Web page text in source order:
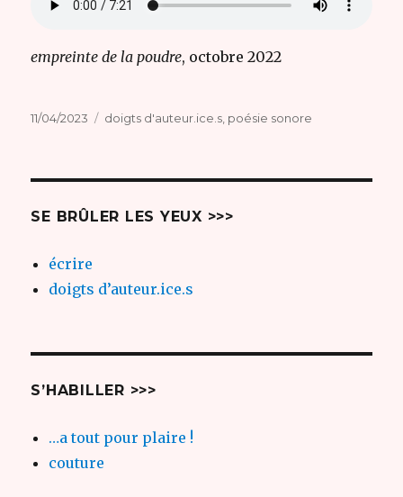
empreinte de la poudre, octobre 2022
Publié
11/04/2023 Catégories
doigts d'auteur.ice.s poésie sonore
SE BRÛLER LES YEUX >>>
écrire
doigts d’auteur.ice.s
S’HABILLER >>>
…a tout pour plaire !
couture